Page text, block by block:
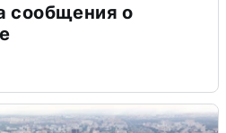
сообщения о